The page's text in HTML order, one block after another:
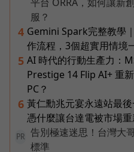
服？
4 Gemini Spark完整教學
作流程，3個超實用情境
5 AI 時代的行動生產力：
Prestige 14 Flip AI+ 重
PC？
6 黃仁勳兆元宴永遠站最
憑什麼讓台達電被市場重
PR
告別極速迷思！台灣大
標準